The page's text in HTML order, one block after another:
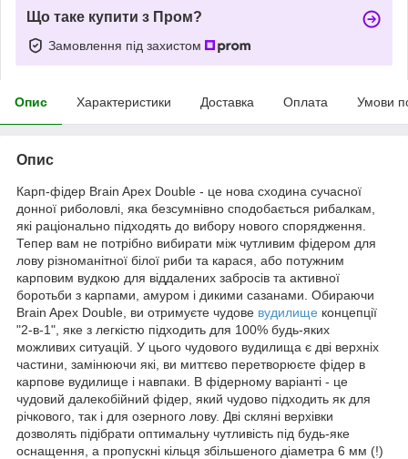
Що таке купити з Пром?
Замовлення під захистом
Опис Характеристики Доставка Оплата Умови
Опис
Карп-фідер Brain Apex Double - це нова сходина сучасної
донної риболовлі, яка безсумнівно сподобається рибалкам,
які раціонально підходять до вибору нового спорядження.
Тепер вам не потрібно вибирати між чутливим фідером для
лову різноманітної білої риби та карася, або потужним
карповим вудкою для віддалених забросів та активної
боротьби з карпами, амуром і дикими сазанами. Обираючи
Brain Apex Double, ви отримуєте чудове вудилище концепції
"2-в-1", яке з легкістю підходить для 100% будь-яких
можливих ситуацій. У цього чудового вудилища є дві верхніх
частини, замінюючи які, ви миттєво перетворюєте фідер в
карпове вудилище і навпаки. В фідерному варіанті - це
чудовий далекобійний фідер, який чудово підходить як для
річкового, так і для озерного лову. Дві скляні верхівки
дозволять підібрати оптимальну чутливість під будь-яке
оснащення, а пропускні кільця збільшеного діаметра 6 мм (!)